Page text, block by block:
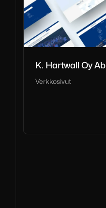
K. Hartwall Oy Ab
Verkkosivut